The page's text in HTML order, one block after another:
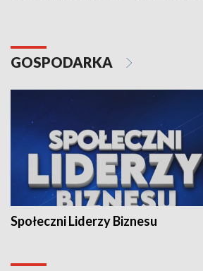
GOSPODARKA
Społeczni Liderzy Biznesu